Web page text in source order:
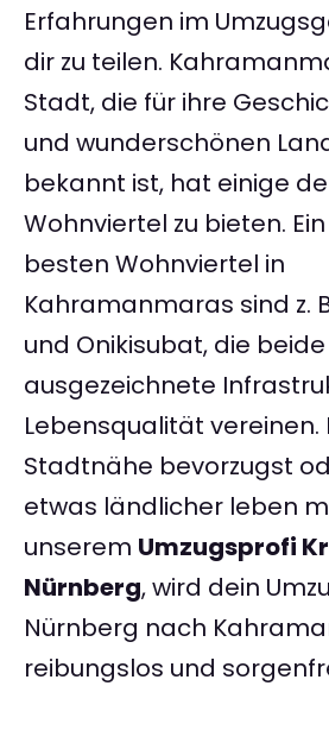
Erfahrungen im
dir zu teilen.
Stadt, die für ihre
und wunderschönen
bekannt ist, hat einige
Wohnviertel zu bieten.
besten Wohnviertel in
Kahramanmaras sind z.
und Onikisubat, die
ausgezeichnete
Lebensqualität vereinen.
Stadtnähe bevorzugst
etwas ländlicher leben
unserem Umzugsprofi
Nürnberg, wird dein
Nürnberg nach
reibungslos und